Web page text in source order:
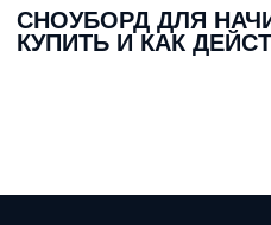
СНОУБОРД ДЛЯ
КУПИТЬ И КАК